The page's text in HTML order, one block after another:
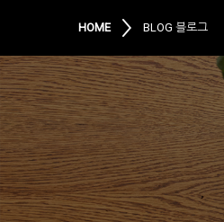
HOME BLOG 블로그